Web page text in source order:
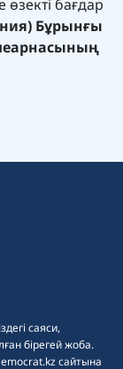
бағдар
Бұрынғы
саяси,
бірегей жоба.
сайтына